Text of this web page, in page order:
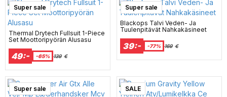
Super sale
Thermal Drytech Fullsuit 1-Piece
Set Moottoripyörän Alusasu
49:- -65% 139 €
Super sale
Blackops Talvi Veden- Ja
Tuulenpitävät Nahkakäsineet
39:- -77% 169 €
Super sale SALE